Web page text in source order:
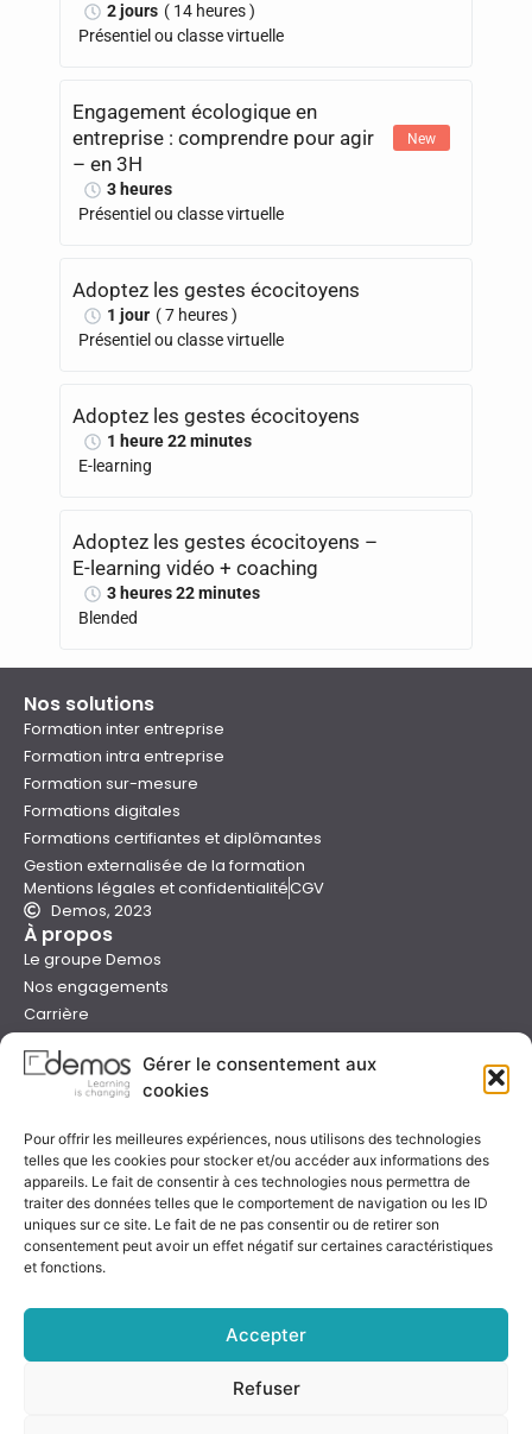
Gérer le consentement aux
cookies
Pour offrir les meilleures expériences, nous utilisons des technologies
telles que les cookies pour stocker et/ou accéder aux informations des
appareils. Le fait de consentir à ces technologies nous permettra de
traiter des données telles que le comportement de navigation ou les ID
uniques sur ce site. Le fait de ne pas consentir ou de retirer son
consentement peut avoir un effet négatif sur certaines caractéristiques
et fonctions.
Accepter
Refuser
2 jours ( 14 heures )
Présentiel ou classe virtuelle
Engagement écologique en
entreprise : comprendre pour agir
– en 3H
New
3 heures
Présentiel ou classe virtuelle
Adoptez les gestes écocitoyens
1 jour ( 7 heures )
Présentiel ou classe virtuelle
Adoptez les gestes écocitoyens
1 heure 22 minutes
E-learning
Adoptez les gestes écocitoyens –
E-learning vidéo + coaching
3 heures 22 minutes
Blended
Nos solutions
Formation inter entreprise
Formation intra entreprise
Formation sur-mesure
Formations digitales
Formations certifiantes et diplômantes
Gestion externalisée de la formation
Mentions légales et confidentialitéCGV
Demos, 2023
À propos
Le groupe Demos
Nos engagements
Carrière
Presse
Catalogues
Aide
Nous contacter
Nous trouver
Préparer sa formation
Sessions garanties
Qualité & certification